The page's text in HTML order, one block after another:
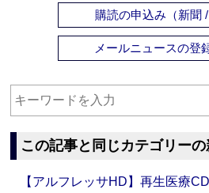
購読の申込み（新聞 /
メールニュースの登
この記事と同じカテゴリー
【アルフレッサHD】再生医療